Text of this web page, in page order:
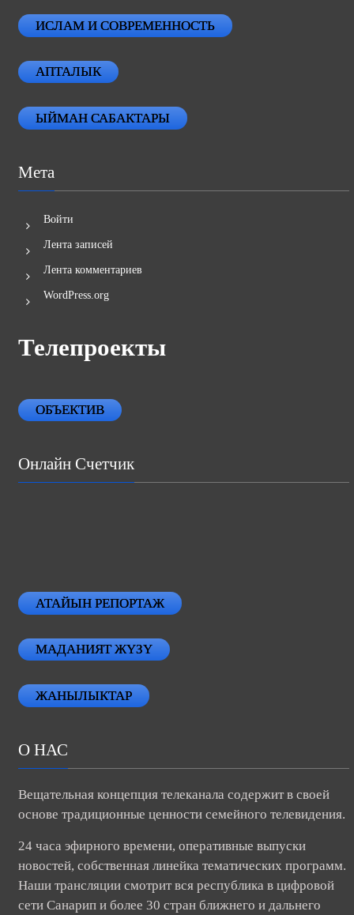
ИСЛАМ И СОВРЕМЕННОСТЬ
АПТАЛЫК
ЫЙМАН САБАКТАРЫ
Мета
Войти
Лента записей
Лента комментариев
WordPress.org
Телепроекты
ОБЪЕКТИВ
Онлайн Счетчик
АТАЙЫН РЕПОРТАЖ
МАДАНИЯТ ЖҮЗҮ
ЖАНЫЛЫКТАР
О НАС
Вещательная концепция телеканала содержит в своей
основе традиционные ценности семейного телевидения.
24 часа эфирного времени, оперативные выпуски
новостей, собственная линейка тематических программ.
Наши трансляции смотрит вся республика в цифровой
сети Санарип и более 30 стран ближнего и дальнего